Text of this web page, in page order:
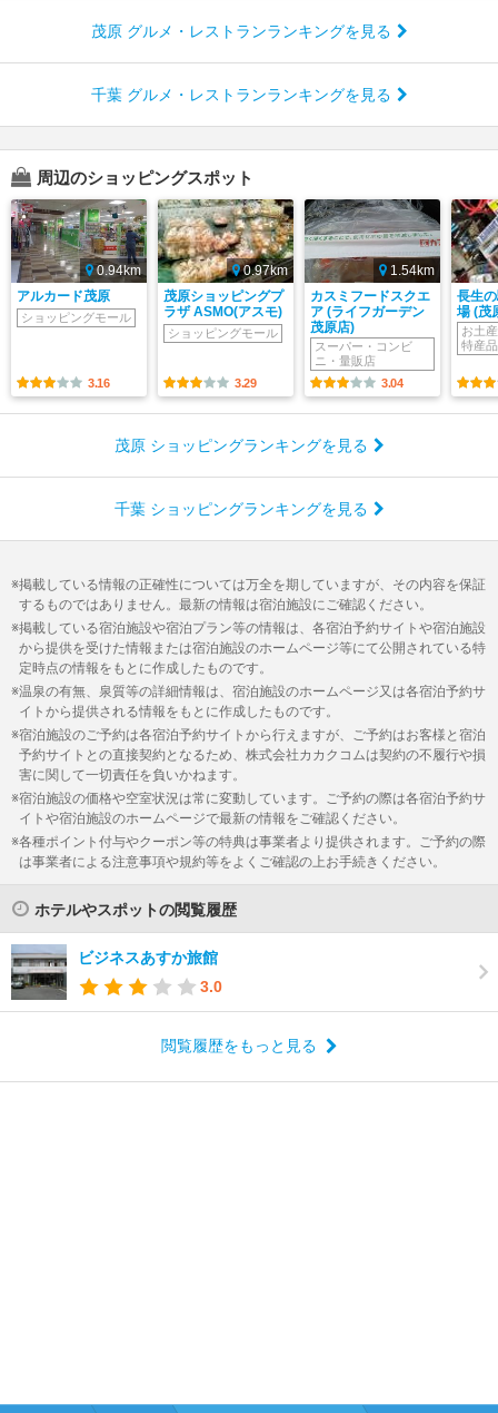
茂原 グルメ・レストランランキングを見る
千葉 グルメ・レストランランキングを見る
周辺のショッピングスポット
0.94km
アルカード茂原
ショッピングモール
3.16
0.97km
茂原ショッピングプ
ラザ ASMO(アスモ)
ショッピングモール
3.29
1.54km
カスミフードスクエ
ア (ライフガーデン
茂原店)
スーパー・コンビ
ニ・量販店
3.04
長生
場 (茂
お土
特産品
茂原 ショッピングランキングを見る
千葉 ショッピングランキングを見る
掲載している情報の正確性については万全を期していますが、その内容を保証
するものではありません。最新の情報は宿泊施設にご確認ください。
掲載している宿泊施設や宿泊プラン等の情報は、各宿泊予約サイトや宿泊施設
から提供を受けた情報または宿泊施設のホームページ等にて公開されている特
定時点の情報をもとに作成したものです。
温泉の有無、泉質等の詳細情報は、宿泊施設のホームページ又は各宿泊予約サ
イトから提供される情報をもとに作成したものです。
宿泊施設のご予約は各宿泊予約サイトから行えますが、ご予約はお客様と宿泊
予約サイトとの直接契約となるため、株式会社カカクコムは契約の不履行や損
害に関して一切責任を負いかねます。
宿泊施設の価格や空室状況は常に変動しています。ご予約の際は各宿泊予約サ
イトや宿泊施設のホームページで最新の情報をご確認ください。
各種ポイント付与やクーポン等の特典は事業者より提供されます。ご予約の際
は事業者による注意事項や規約等をよくご確認の上お手続きください。
ホテルやスポットの閲覧履歴
ビジネスあすか旅館
3.0
閲覧履歴をもっと見る